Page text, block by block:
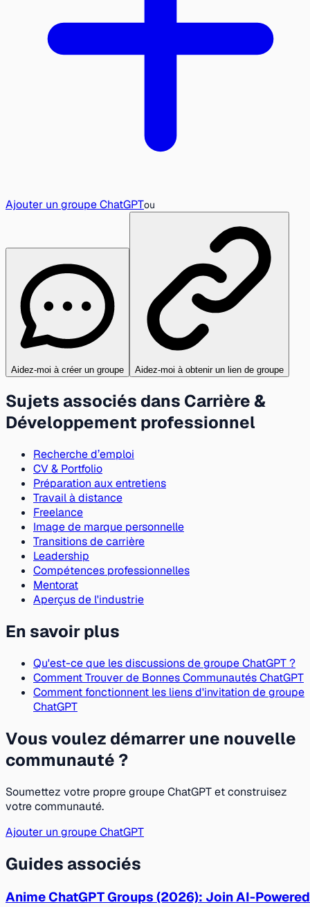
Ajouter un groupe ChatGPTou
Aidez-moi à créer un groupe Aidez-moi à obtenir un lien de groupe
Sujets associés dans Carrière &
Développement professionnel
Recherche d’emploi
CV & Portfolio
Préparation aux entretiens
Travail à distance
Freelance
Image de marque personnelle
Transitions de carrière
Leadership
Compétences professionnelles
Mentorat
Aperçus de l'industrie
En savoir plus
Qu'est-ce que les discussions de groupe ChatGPT ?
Comment Trouver de Bonnes Communautés ChatGPT
Comment fonctionnent les liens d'invitation de groupe
ChatGPT
Vous voulez démarrer une nouvelle
communauté ?
Soumettez votre propre groupe ChatGPT et construisez
votre communauté.
Ajouter un groupe ChatGPT
Guides associés
Anime ChatGPT Groups (2026): Join AI-Powered